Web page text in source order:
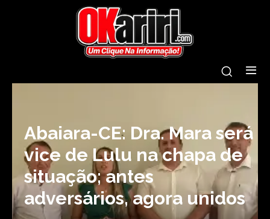
Abaiara-CE: Dra. Mara será
vice de Lulu na chapa de
situação; antes
adversários, agora unidos